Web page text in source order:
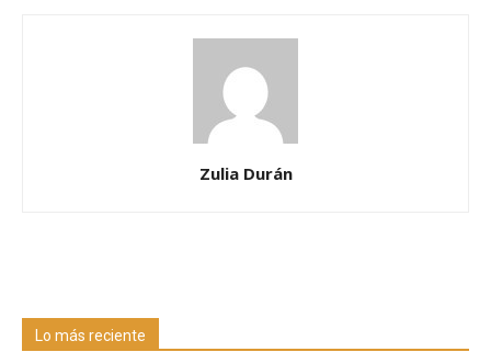
Zulia Durán
Lo más reciente